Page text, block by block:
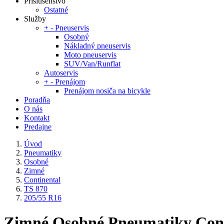
Ostatné
Služby
+ - Pneuservis
Osobný
Nákladný pneuservis
Moto pneuservis
SUV/Van/Runflat
Autoservis
+ - Prenájom
Prenájom nosiča na bicykle
Poradňa
O nás
Kontakt
Predajne
Úvod
Pneumatiky
Osobné
Zimné
Continental
TS 870
205/55 R16